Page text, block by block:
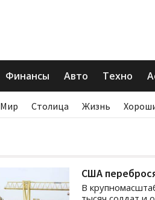
Финансы Авто Техно
Мир Столица Жизнь
США
В